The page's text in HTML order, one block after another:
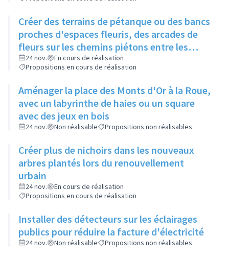
Créer des terrains de pétanque ou des bancs
proches d'espaces fleuris, des arcades de
fleurs sur les chemins piétons entre les
immeubles
24 nov.
En cours de réalisation
Propositions en cours de réalisation
Aménager la place des Monts d'Or à la Roue,
avec un labyrinthe de haies ou un square
avec des jeux en bois
24 nov. Non réalisable Propositions non réalisables
Créer plus de nichoirs dans les nouveaux
arbres plantés lors du renouvellement
urbain
24 nov.
En cours de réalisation
Propositions en cours de réalisation
Installer des détecteurs sur les éclairages
publics pour réduire la facture d'électricité
24 nov. Non réalisable Propositions non réalisables